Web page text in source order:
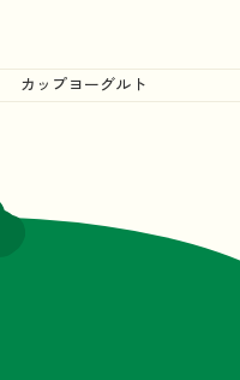
カップヨーグルト